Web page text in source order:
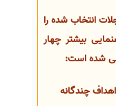
انتخاب شده را
بیشتر چهار
شده است:
چندگانه